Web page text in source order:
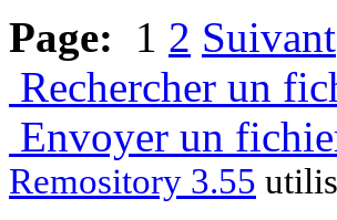
Page:
1 2 Suivant
Rechercher un
Envoyer un
Remository 3.55